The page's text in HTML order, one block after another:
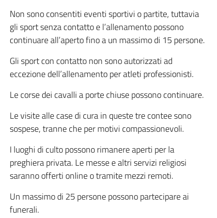
Non sono consentiti eventi sportivi o partite, tuttavia
gli sport senza contatto e l’allenamento possono
continuare all’aperto fino a un massimo di 15 persone.
Gli sport con contatto non sono autorizzati ad
eccezione dell’allenamento per atleti professionisti.
Le corse dei cavalli a porte chiuse possono continuare.
Le visite alle case di cura in queste tre contee sono
sospese, tranne che per motivi compassionevoli.
I luoghi di culto possono rimanere aperti per la
preghiera privata. Le messe e altri servizi religiosi
saranno offerti online o tramite mezzi remoti.
Un massimo di 25 persone possono partecipare ai
funerali.